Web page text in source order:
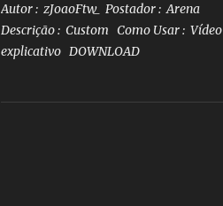
Autor : zJoaoFtw_ Postador : Arena
Descrição : Custom Como Usar : Vídeo
explicativo DOWNLOAD